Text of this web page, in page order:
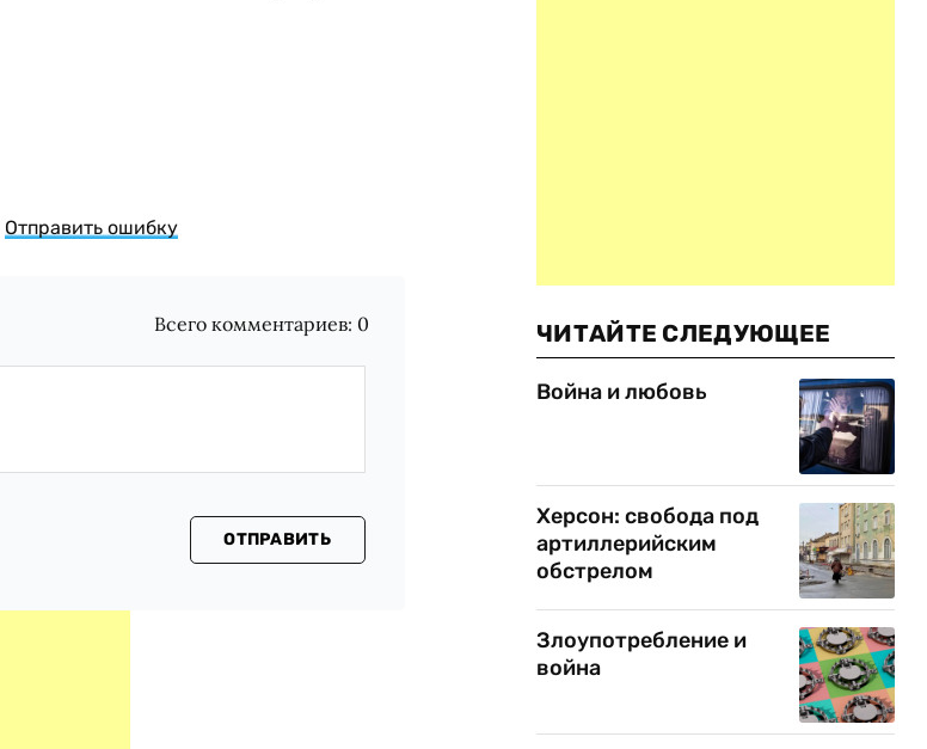
Отправить ошибку
Всего комментариев: 0
ОТПРАВИТЬ
ЧИТАЙТЕ СЛЕДУЮЩЕЕ
Война и любовь
Херсон: свобода под
артиллерийским
обстрелом
Злоупотребление и
война